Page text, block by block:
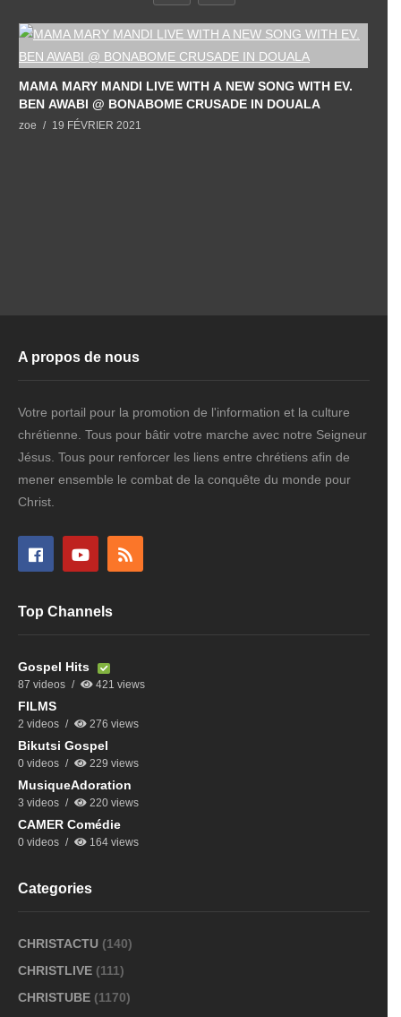
MAMA MARY MANDI LIVE WITH A NEW SONG WITH EV.
BEN AWABI @ BONABOME CRUSADE IN DOUALA
zoe 19 FÉVRIER 2021
A propos de nous
Votre portail pour la promotion de l'information et la culture
chrétienne. Tous pour bâtir votre marche avec notre Seigneur
Jésus. Tous pour renforcer les liens entre chrétiens afin de
mener ensemble le combat de la conquête du monde pour
Christ.
Top Channels
Gospel Hits
87 videos 421 views
FILMS
2 videos 276 views
Bikutsi Gospel
0 videos 229 views
MusiqueAdoration
3 videos 220 views
CAMER Comédie
0 videos 164 views
Categories
CHRISTACTU (140)
CHRISTLIVE (111)
CHRISTUBE (1170)